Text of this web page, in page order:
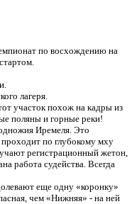
по восхождению на
лагеря.
участок похож на кадры из
поляны и горные реки!
Иремеля. Это
по глубокому мху
регистрационный жетон,
работа судейства. Всегда
еще одну «коронку»
чем «Нижняя» - на ней